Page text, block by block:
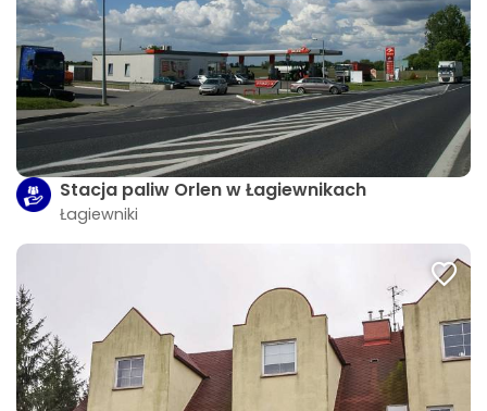
Stacja paliw Orlen w Łagiewnikach
Łagiewniki